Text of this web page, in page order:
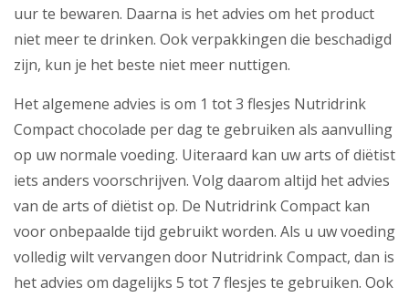
uur te bewaren. Daarna is het advies om het product
niet meer te drinken. Ook verpakkingen die beschadigd
zijn, kun je het beste niet meer nuttigen.
Het algemene advies is om 1 tot 3 flesjes Nutridrink
Compact chocolade per dag te gebruiken als aanvulling
op uw normale voeding. Uiteraard kan uw arts of diëtist
iets anders voorschrijven. Volg daarom altijd het advies
van de arts of diëtist op. De Nutridrink Compact kan
voor onbepaalde tijd gebruikt worden. Als u uw voeding
volledig wilt vervangen door Nutridrink Compact, dan is
het advies om dagelijks 5 tot 7 flesjes te gebruiken. Ook